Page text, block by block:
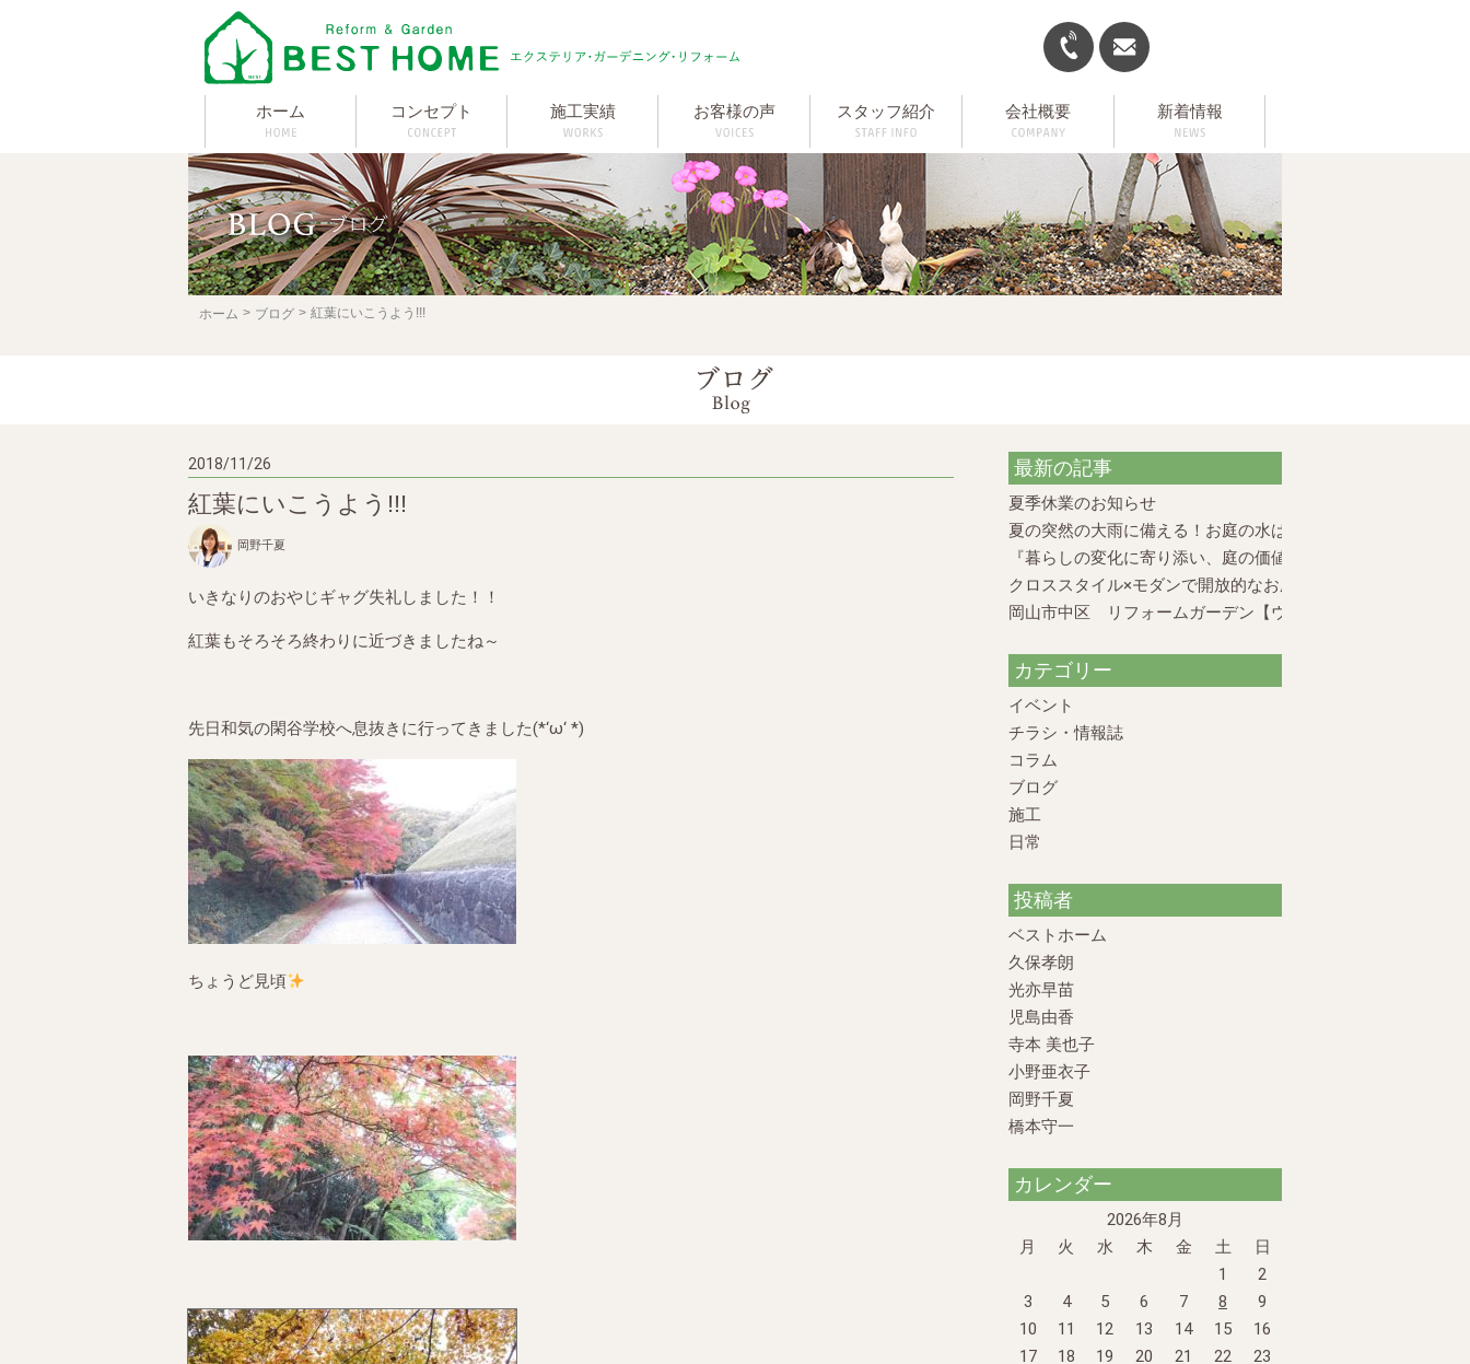
ホーム コンセプト 施工実績 お客様の声 スタッフ紹介 会社概要 新着情報
ホーム ブログ 紅葉にいこうよう!!!
2018/11/26
紅葉にいこうよう!!!
岡野千夏
いきなりのおやじギャグ失礼しました！！
紅葉もそろそろ終わりに近づきましたね～
先日和気の閑谷学校へ息抜きに行ってきました(*‘ω‘ *)
ちょうど見頃
最新の記事
夏季休業のお知らせ
夏の突然の大雨に備える！お庭の水はけ対策と外構のポイント
『暮らしの変化に寄り添い、庭の価値を再構築したリフォ
クロススタイル×モダンで開放的なお庭
岡山市中区 リフォームガーデン【ウッドデッキの活かし方】
カテゴリー
イベント
チラシ・情報誌
コラム
ブログ
施工
日常
投稿者
ベストホーム
久保孝朗
光亦早苗
児島由香
寺本 美也子
小野亜衣子
岡野千夏
橋本守一
カレンダー
2026年8月
月
火 水 木 金 土
日
1
2
3
4 5 6 7 8
9
10
11 12 13 14 15
16
17
18 19 20 21 22
23